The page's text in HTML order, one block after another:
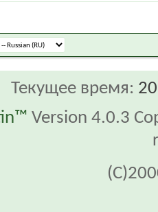
Текущее время:
Version 4.0.3